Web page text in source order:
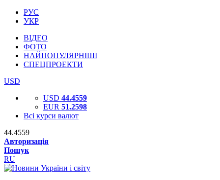
РУС
УКР
ВІДЕО
ФОТО
НАЙПОПУЛЯРНІШІ
СПЕЦПРОЕКТИ
USD
USD 44.4559
EUR 51.2598
Всі курси валют
44.4559
Авторизація
Пошук
RU